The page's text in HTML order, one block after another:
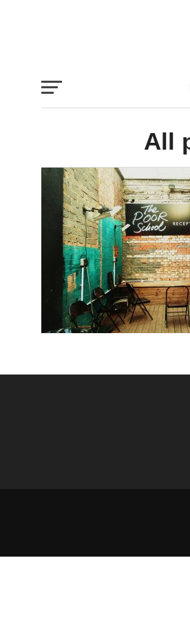
All